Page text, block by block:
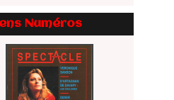
des prix SACD
10 lauréats du Fonds
Formes Théâtre 2026
Numéros